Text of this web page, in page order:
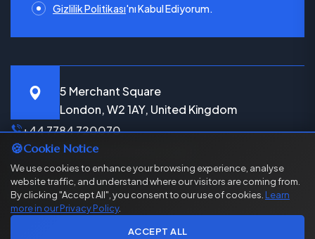
Gizlilik Politikası'nı Kabul Ediyorum.
5 Merchant Square
London, W2 1AY, United Kingdom
+44 7784 720070
info@bekenbeysolicitors.com
LinkedInInstagramYoutubeFacebook
🍪Cookie Notice
We use cookies to enhance your browsing experience, analyse
website traffic, and understand where our visitors are coming from.
By clicking "Accept All", you consent to our use of cookies. Learn
more in our Privacy Policy.
ACCEPT ALL